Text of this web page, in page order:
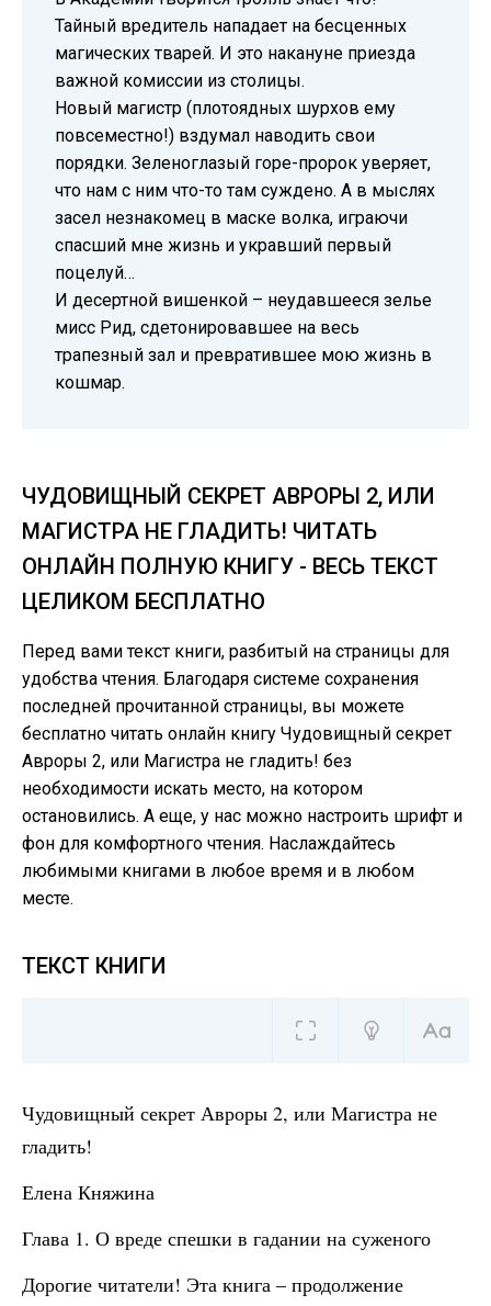
Тайный вредитель нападает на бесценных
магических тварей. И это накануне приезда
важной комиссии из столицы.
Новый магистр (плотоядных шурхов ему
повсеместно!) вздумал наводить свои
порядки. Зеленоглазый горе-пророк уверяет,
что нам с ним что-то там суждено. А в мыслях
засел незнакомец в маске волка, играючи
спасший мне жизнь и укравший первый
поцелуй…
И десертной вишенкой – неудавшееся зелье
мисс Рид, сдетонировавшее на весь
трапезный зал и превратившее мою жизнь в
кошмар.
ЧУДОВИЩНЫЙ СЕКРЕТ АВРОРЫ 2, ИЛИ
МАГИСТРА НЕ ГЛАДИТЬ! ЧИТАТЬ
ОНЛАЙН ПОЛНУЮ КНИГУ - ВЕСЬ ТЕКСТ
ЦЕЛИКОМ БЕСПЛАТНО
Перед вами текст книги, разбитый на страницы для
удобства чтения. Благодаря системе сохранения
последней прочитанной страницы, вы можете
бесплатно читать онлайн книгу Чудовищный секрет
Авроры 2, или Магистра не гладить! без
необходимости искать место, на котором
остановились. А еще, у нас можно настроить шрифт и
фон для комфортного чтения. Наслаждайтесь
любимыми книгами в любое время и в любом
месте.
ТЕКСТ КНИГИ
Чудовищный секрет Авроры 2, или Магистра не
гладить!
Елена Княжина
Глава 1. О вреде спешки в гадании на суженого
Дорогие читатели! Эта книга – продолжение